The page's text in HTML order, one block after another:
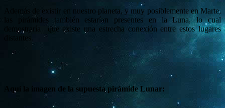
Además de existir en nuestro planeta, y muy posiblemente en Marte,
las pirámides también estarían presentes en la Luna, lo cual
demostraría que existe una estrecha conexión entre estos lugares
Aquí la imagen de la supuesta pirámide Lunar: